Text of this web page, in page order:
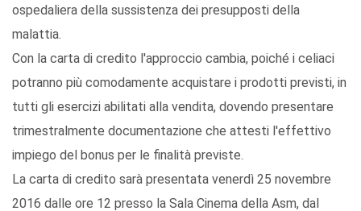
ospedaliera della sussistenza dei presupposti della
malattia.
Con la carta di credito l'approccio cambia, poiché i celiaci
potranno più comodamente acquistare i prodotti previsti, in
tutti gli esercizi abilitati alla vendita, dovendo presentare
trimestralmente documentazione che attesti l'effettivo
impiego del bonus per le finalità previste.
La carta di credito sarà presentata venerdì 25 novembre
2016 dalle ore 12 presso la Sala Cinema della Asm, dal